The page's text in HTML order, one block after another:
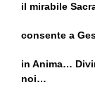
il mirabile
consente a
in Anima…
noi…